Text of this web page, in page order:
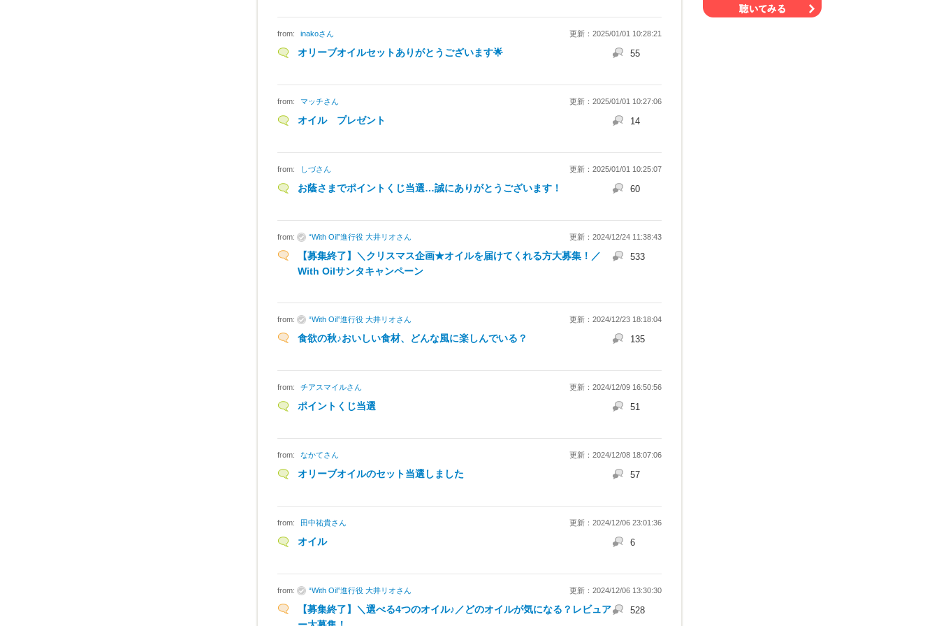
from: inakoさん 更新：2025/01/01 10:28:21
オリーブオイルセットありがとうございます🌟 55
from: マッチさん 更新：2025/01/01 10:27:06
オイル プレゼント 14
from: しづさん 更新：2025/01/01 10:25:07
お蔭さまでポイントくじ当選…誠にありがとうございます！ 60
from: “With Oil”進行役 大井リオさん 更新：2024/12/24 11:38:43
【募集終了】＼クリスマス企画★オイルを届けてくれる方大募集！／
With Oilサンタキャンペーン
533
from: “With Oil”進行役 大井リオさん 更新：2024/12/23 18:18:04
食欲の秋♪おいしい食材、どんな風に楽しんでいる？ 135
from: チアスマイルさん 更新：2024/12/09 16:50:56
ポイントくじ当選 51
from: なかてさん 更新：2024/12/08 18:07:06
オリーブオイルのセット当選しました 57
from: 田中祐貴さん 更新：2024/12/06 23:01:36
オイル 6
from: “With Oil”進行役 大井リオさん 更新：2024/12/06 13:30:30
【募集終了】＼選べる4つのオイル♪／どのオイルが気になる？レビュア
528